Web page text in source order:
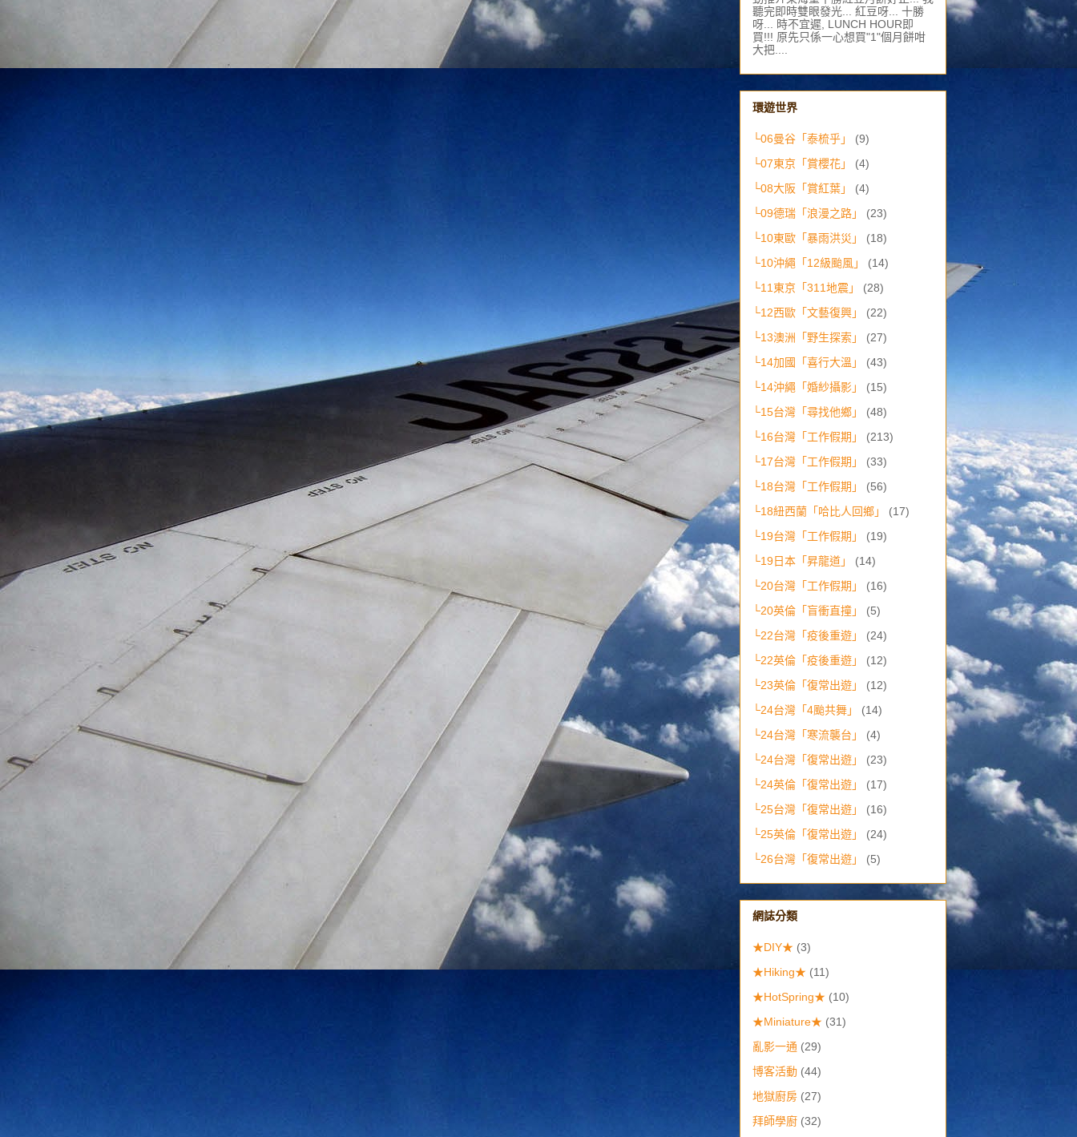
聽完即時雙眼發光... 紅豆呀... 十勝
呀... 時不宜遲, LUNCH HOUR即
買!!! 原先只係一心想買"1"個月餅咁
大把....
環遊世界
└06曼谷「泰梳乎」
(9)
└07東京「賞櫻花」
(4)
└08大阪「賞紅葉」
(4)
└09德瑞「浪漫之路」
(23)
└10東歐「暴雨洪災」
(18)
└10沖繩「12級颱風」
(14)
└11東京「311地震」
(28)
└12西歐「文藝復興」
(22)
└13澳洲「野生探索」
(27)
└14加國「喜行大溫」
(43)
└14沖繩「婚紗攝影」
(15)
└15台灣「尋找他鄉」
(48)
└16台灣「工作假期」
(213)
└17台灣「工作假期」
(33)
└18台灣「工作假期」
(56)
└18紐西蘭「哈比人回鄉」
(17)
└19台灣「工作假期」
(19)
└19日本「昇龍道」
(14)
└20台灣「工作假期」
(16)
└20英倫「盲衝直撞」
(5)
└22台灣「疫後重遊」
(24)
└22英倫「疫後重遊」
(12)
└23英倫「復常出遊」
(12)
└24台灣「4颱共舞」
(14)
└24台灣「寒流襲台」
(4)
└24台灣「復常出遊」
(23)
└24英倫「復常出遊」
(17)
└25台灣「復常出遊」
(16)
└25英倫「復常出遊」
(24)
└26台灣「復常出遊」
(5)
網誌分類
★DIY★ (3)
★Hiking★ (11)
★HotSpring★ (10)
★Miniature★ (31)
亂影一通 (29)
博客活動 (44)
地獄廚房 (27)
拜師學廚 (32)